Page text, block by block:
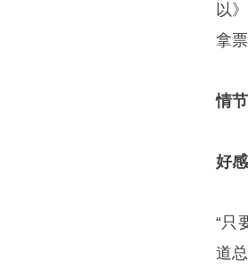
以
拿
情
好
“只
道